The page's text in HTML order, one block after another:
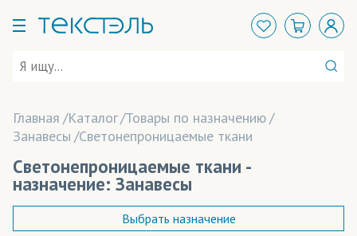
Главная Каталог Товары по назначению
Занавесы Светонепроницаемые ткани
Светонепроницаемые ткани -
назначение: Занавесы
Выбрать назначение